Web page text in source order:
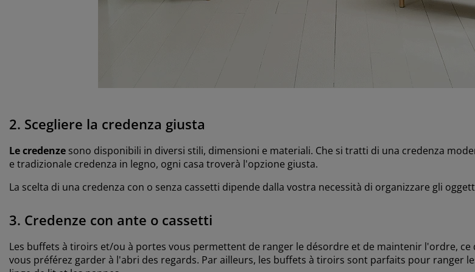
2. Scegliere la credenza giusta
Le credenze sono disponibili in diversi stili, dimensioni e materiali. Che si tratti di una credenza
e tradizionale credenza in legno, ogni casa troverà l'opzione giusta.
La scelta di una credenza con o senza cassetti dipende dalla vostra necessità di organizzare gli
3. Credenze con ante o cassetti
Les buffets à tiroirs et/ou à portes vous permettent de ranger le désordre et de maintenir l'ordre,
vous préférez garder à l'abri des regards. Par ailleurs, les buffets à tiroirs sont parfaits pour ranger